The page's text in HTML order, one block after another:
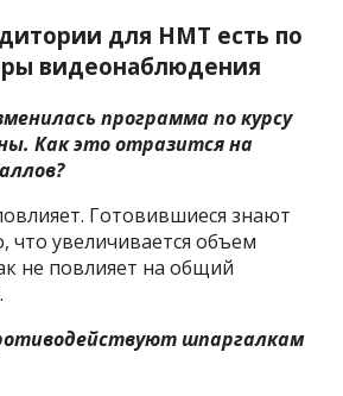
для НМТ есть по
видеонаблюдения
программа по курсу
Как это отразится на
Готовившиеся знают
что увеличивается объем
не повлияет на общий
шпаргалкам